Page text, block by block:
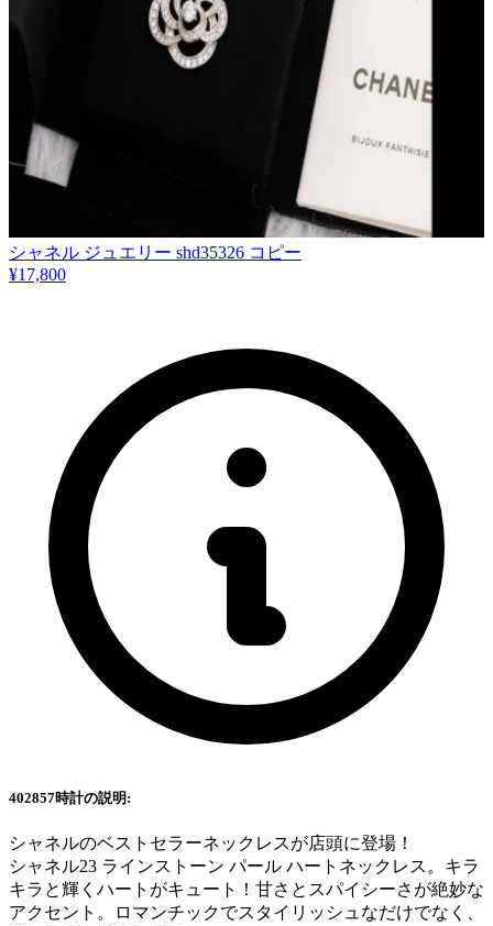
シャネル ジュエリー shd35326 コピー
¥17,800
402857時計の説明:
シャネルのベストセラーネックレスが店頭に登場！
シャネル23 ラインストーン パール ハートネックレス。キラ
キラと輝くハートがキュート！甘さとスパイシーさが絶妙な
アクセント。ロマンチックでスタイリッシュなだけでなく、